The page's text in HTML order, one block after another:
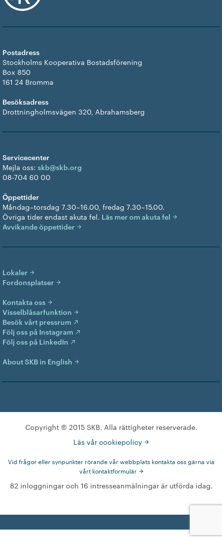
Postadress
Stockholms Kooperativa Bostadsförening
Box 850
161 24 Bromma
Besöksadress
Drottningholmsvägen 320, Abrahamsberg
Servicecenter
Mejla oss: skb@skb.org
08-704 60 00
Öppettider
Måndag–torsdag 7.30–16.00, fredag 7.30–15.00.
Övriga tider endast akuta fel. Läs mer om akuta fel
Avvikande öppettider
Lokaler
Fordonsplatser
Kontakta oss
Visselblåsarfunktion
Besök vårt pressrum
Följ oss på Instagram
Följ oss på LinkedIn
About SKB in English
Copyright © 2015 SKB. Alla rättigheter reserverade.
Läs vår cookiepolicy
Vid frågor eller synpunkter rörande vår webbplats kontakta oss gärna via
vårt kontaktformulär
82 inloggningar och 16 intresseanmälningar är utförda idag.